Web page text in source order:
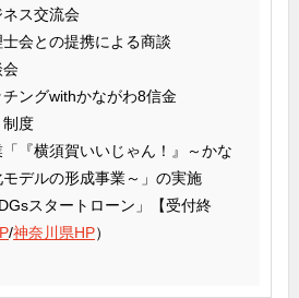
ス交流会
会との提携による商談
ングwithかながわ8信金
度
『横須賀いいじゃん！』～かな
デルの形成事業～」の実施
スタートローン」【受付終
/神奈川県HP）